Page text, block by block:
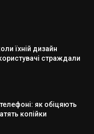
їхній дизайн
страждали
як обіцяють
копійки